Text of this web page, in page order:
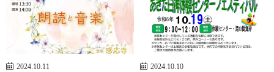
2024.10.11
2024.10.10